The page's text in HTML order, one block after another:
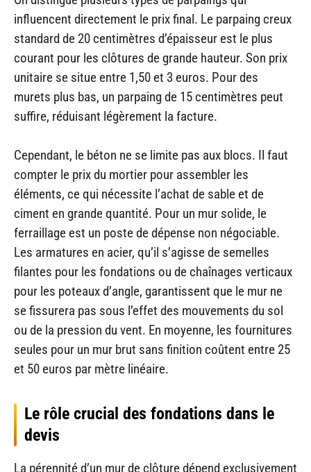
influencent directement le prix final. Le parpaing creux
standard de 20 centimètres d’épaisseur est le plus
courant pour les clôtures de grande hauteur. Son prix
unitaire se situe entre 1,50 et 3 euros. Pour des
murets plus bas, un parpaing de 15 centimètres peut
suffire, réduisant légèrement la facture.
Cependant, le béton ne se limite pas aux blocs. Il faut
compter le prix du mortier pour assembler les
éléments, ce qui nécessite l’achat de sable et de
ciment en grande quantité. Pour un mur solide, le
ferraillage est un poste de dépense non négociable.
Les armatures en acier, qu’il s’agisse de semelles
filantes pour les fondations ou de chaînages verticaux
pour les poteaux d’angle, garantissent que le mur ne
se fissurera pas sous l’effet des mouvements du sol
ou de la pression du vent. En moyenne, les fournitures
seules pour un mur brut sans finition coûtent entre 25
et 50 euros par mètre linéaire.
Le rôle crucial des fondations dans le
devis
La pérennité d’un mur de clôture dépend exclusivement